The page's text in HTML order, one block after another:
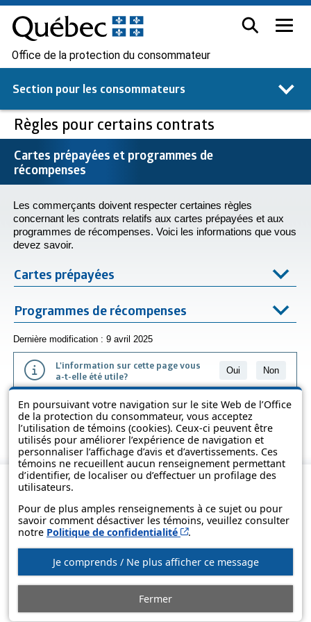
En poursuivant votre navigation sur le site Web de l’Office
de la protection du consommateur, vous acceptez
l’utilisation de témoins (cookies). Ceux-ci peuvent être
utilisés pour améliorer l’expérience de navigation et
personnaliser l’affichage d’avis et d’avertissements. Ces
témoins ne recueillent aucun renseignement permettant
d’identifier, de localiser ou d’effectuer un profilage des
utilisateurs.
Pour de plus amples renseignements à ce sujet ou pour
savoir comment désactiver les témoins, veuillez consulter
notre Politique de confidentialité Cet hyperlien s’ouvrira
.
Je comprends / Ne plus afficher ce message
Fermer
Office de la protection du consommateur
Section pour les consommateurs
Règles pour certains contrats
Cartes prépayées et programmes de
récompenses
Les commerçants doivent respecter certaines règles
concernant les contrats relatifs aux cartes prépayées et aux
programmes de récompenses. Voici les informations que vous
devez savoir.
Cartes prépayées
Programmes de récompenses
Dernière modification : 9 avril 2025
L'information sur cette page vous
a-t-elle été utile?
Oui Non
L'information présentée dans cette page a été vulgarisée pour en
favoriser la compréhension. Elle ne remplace pas les textes des lois
et des règlements.
© Gouvernement du Québec, 2013-2025